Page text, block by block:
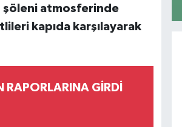
şöleni atmosferinde
kapıda karşılayarak
RAPORLARINA GİRDİ